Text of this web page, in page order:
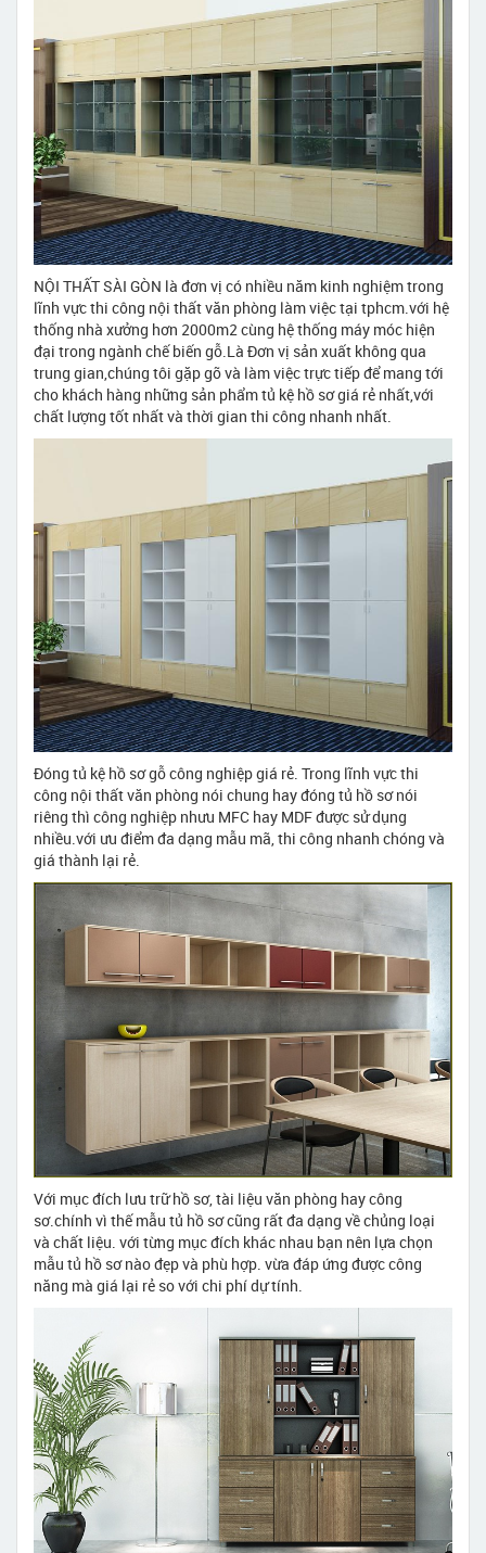
NỘI THẤT SÀI GÒN là đơn vị có nhiều năm kinh nghiệm trong
lĩnh vực thi công nội thất văn phòng làm việc tại tphcm.với hệ
thống nhà xưởng hơn 2000m2 cùng hệ thống máy móc hiện
đại trong ngành chế biến gỗ.Là Đơn vị sản xuất không qua
trung gian,chúng tôi gặp gỡ và làm việc trực tiếp để mang tới
cho khách hàng những sản phẩm tủ kệ hồ sơ giá rẻ nhất,với
chất lượng tốt nhất và thời gian thi công nhanh nhất.
Đóng tủ kệ hồ sơ gỗ công nghiệp giá rẻ. Trong lĩnh vực thi
công nội thất văn phòng nói chung hay đóng tủ hồ sơ nói
riêng thì công nghiệp nhưu MFC hay MDF được sử dụng
nhiều.với ưu điểm đa dạng mẫu mã, thi công nhanh chóng và
giá thành lại rẻ.
Với mục đích lưu trữ hồ sơ, tài liệu văn phòng hay công
sơ.chính vì thế mẫu tủ hồ sơ cũng rất đa dạng về chủng loại
và chất liệu. với từng mục đích khác nhau bạn nên lựa chọn
mẫu tủ hồ sơ nào đẹp và phù hợp. vừa đáp ứng được công
năng mà giá lại rẻ so với chi phí dự tính.